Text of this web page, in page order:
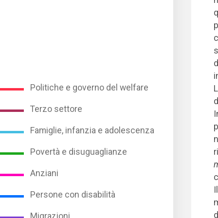
Politiche e governo del welfare
Terzo settore
Famiglie, infanzia e adolescenza
Povertà e disuguaglianze
Anziani
Persone con disabilità
Migrazioni